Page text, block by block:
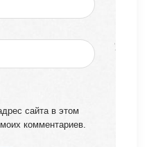
сайта в этом
комментариев.